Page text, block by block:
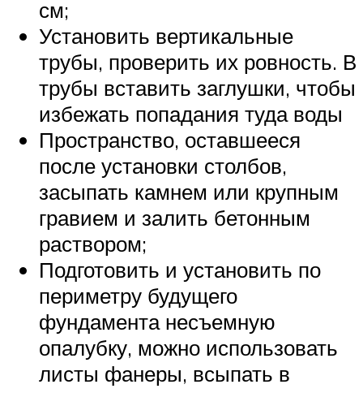
см;
Установить вертикальные
трубы, проверить их ровность. В
трубы вставить заглушки, чтобы
избежать попадания туда воды
Пространство, оставшееся
после установки столбов,
засыпать камнем или крупным
гравием и залить бетонным
раствором;
Подготовить и установить по
периметру будущего
фундамента несъемную
опалубку, можно использовать
листы фанеры, всыпать в